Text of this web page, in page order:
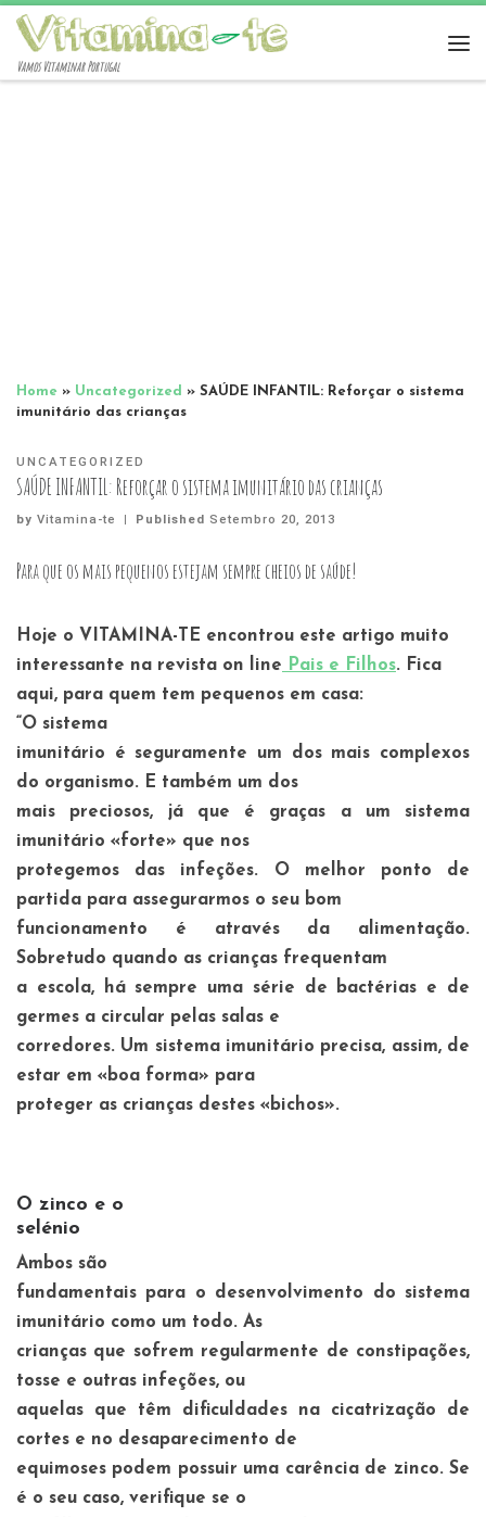
Vamos Vitaminar Portugal
Home » Uncategorized » SAÚDE INFANTIL: Reforçar o sistema
imunitário das crianças
UNCATEGORIZED
SAÚDE INFANTIL: Reforçar o sistema imunitário das crianças
by Vitamina-te | PublishedSetembro 20, 2013
Para que os mais pequenos estejam sempre cheios de saúde!
Hoje o VITAMINA-TE encontrou este artigo muito
interessante na revista on line Pais e Filhos. Fica
aqui, para quem tem pequenos em casa:
“O sistema
imunitário é seguramente um dos mais complexos
do organismo. E também um dos
mais preciosos, já que é graças a um sistema
imunitário «forte» que nos
protegemos das infeções. O melhor ponto de
partida para assegurarmos o seu bom
funcionamento é através da alimentação.
Sobretudo quando as crianças frequentam
a escola, há sempre uma série de bactérias e de
germes a circular pelas salas e
corredores. Um sistema imunitário precisa, assim, de
estar em «boa forma» para
proteger as crianças destes «bichos».
O zinco e o
selénio
Ambos são
fundamentais para o desenvolvimento do sistema
imunitário como um todo. As
crianças que sofrem regularmente de constipações,
tosse e outras infeções, ou
aquelas que têm dificuldades na cicatrização de
cortes e no desaparecimento de
equimoses podem possuir uma carência de zinco. Se
é o seu caso, verifique se o